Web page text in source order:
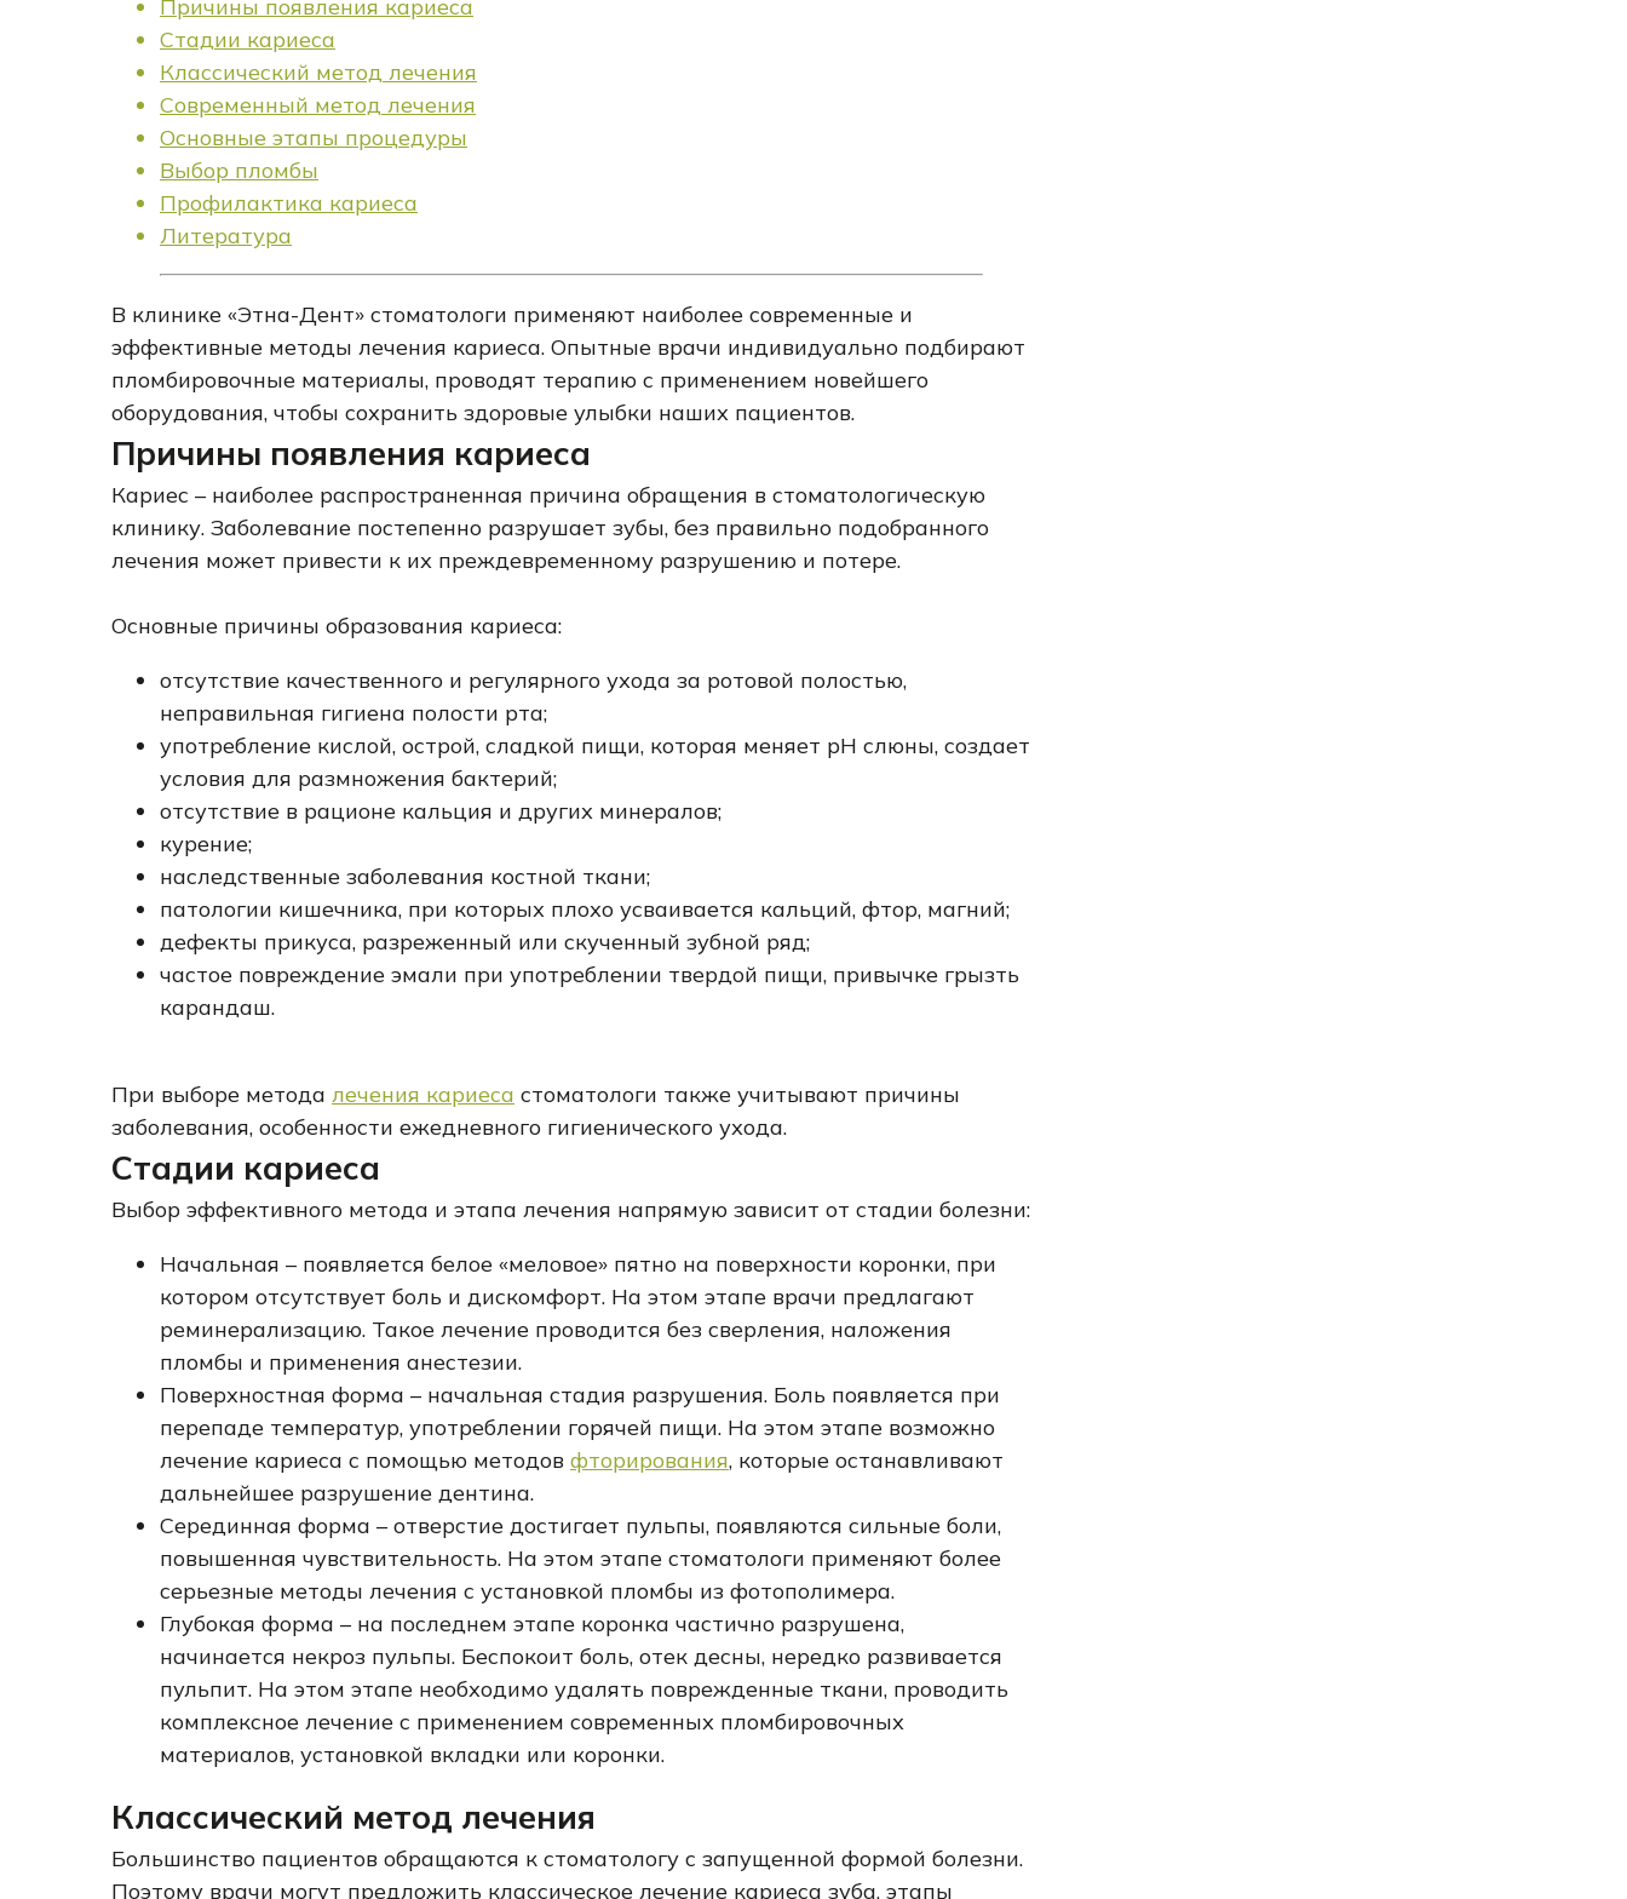
Причины появления кариеса
Стадии кариеса
Классический метод лечения
Современный метод лечения
Основные этапы процедуры
Выбор пломбы
Профилактика кариеса
Литература
В клинике «Этна-Дент» стоматологи применяют наиболее современные и
эффективные методы лечения кариеса. Опытные врачи индивидуально подбирают
пломбировочные материалы, проводят терапию с применением новейшего
оборудования, чтобы сохранить здоровые улыбки наших пациентов.
Причины появления кариеса
Кариес – наиболее распространенная причина обращения в стоматологическую
клинику. Заболевание постепенно разрушает зубы, без правильно подобранного
лечения может привести к их преждевременному разрушению и потере.
Основные причины образования кариеса:
отсутствие качественного и регулярного ухода за ротовой полостью,
неправильная гигиена полости рта;
употребление кислой, острой, сладкой пищи, которая меняет pH слюны, создает
условия для размножения бактерий;
отсутствие в рационе кальция и других минералов;
курение;
наследственные заболевания костной ткани;
патологии кишечника, при которых плохо усваивается кальций, фтор, магний;
дефекты прикуса, разреженный или скученный зубной ряд;
частое повреждение эмали при употреблении твердой пищи, привычке грызть
карандаш.
При выборе метода лечения кариеса стоматологи также учитывают причины
заболевания, особенности ежедневного гигиенического ухода.
Стадии кариеса
Выбор эффективного метода и этапа лечения напрямую зависит от стадии болезни:
Начальная – появляется белое «меловое» пятно на поверхности коронки, при
котором отсутствует боль и дискомфорт. На этом этапе врачи предлагают
реминерализацию. Такое лечение проводится без сверления, наложения
пломбы и применения анестезии.
Поверхностная форма – начальная стадия разрушения. Боль появляется при
перепаде температур, употреблении горячей пищи. На этом этапе возможно
лечение кариеса с помощью методов фторирования, которые останавливают
дальнейшее разрушение дентина.
Серединная форма – отверстие достигает пульпы, появляются сильные боли,
повышенная чувствительность. На этом этапе стоматологи применяют более
серьезные методы лечения с установкой пломбы из фотополимера.
Глубокая форма – на последнем этапе коронка частично разрушена,
начинается некроз пульпы. Беспокоит боль, отек десны, нередко развивается
пульпит. На этом этапе необходимо удалять поврежденные ткани, проводить
комплексное лечение с применением современных пломбировочных
материалов, установкой вкладки или коронки.
Классический метод лечения
Большинство пациентов обращаются к стоматологу с запущенной формой болезни.
Поэтому врачи могут предложить классическое лечение кариеса зуба, этапы